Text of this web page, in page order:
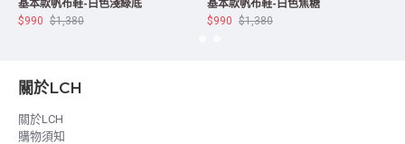
基本款帆布鞋-白色淺綠底
$990 $1,380
基本款帆布鞋-白色焦糖
$990 $1,380
關於LCH
關於LCH
購物須知